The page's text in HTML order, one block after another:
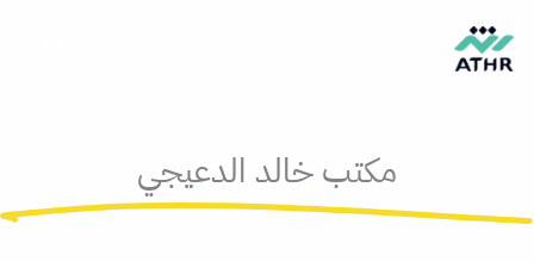
المحتوى
مكتب خالد الدعيجي